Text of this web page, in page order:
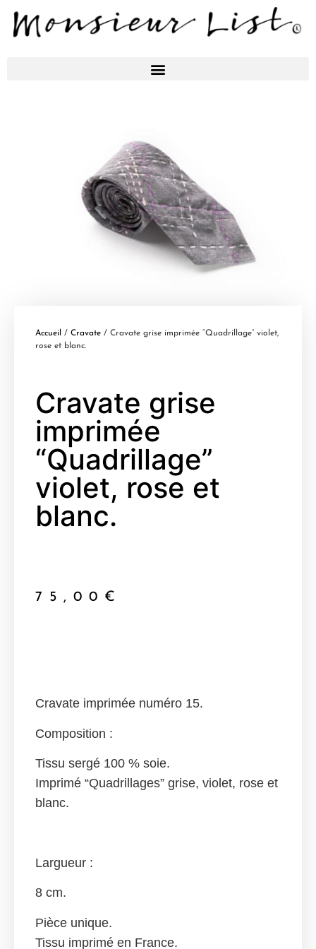
Accueil / Cravate / Cravate grise imprimée “Quadrillage” violet,
rose et blanc.
Cravate grise
imprimée
“Quadrillage”
violet, rose et
blanc.
75,00 €
Cravate imprimée numéro 15.
Composition :
Tissu sergé 100 % soie.
Imprimé “Quadrillages” grise, violet, rose et
blanc.
Largueur :
8 cm.
Pièce unique.
Tissu imprimé en France.